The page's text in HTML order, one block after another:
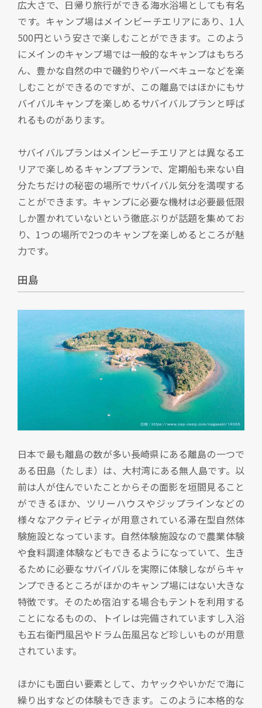
広大さで、日帰り旅行ができる海水浴場としても有名
です。キャンプ場はメインビーチエリアにあり、1人
500円という安さで楽しむことができます。このよう
にメインのキャンプ場では一般的なキャンプはもちろ
ん、豊かな自然の中で磯釣りやバーベキューなどを楽
しむことができるのですが、この離島ではほかにもサ
バイバルキャンプを楽しめるサバイバルプランと呼ば
れるものがあります。
サバイバルプランはメインビーチエリアとは異なるエ
リアで楽しめるキャンププランで、定期船も来ない自
分たちだけの秘密の場所でサバイバル気分を満喫する
ことができます。キャンプに必要な機材は必要最低限
しか置かれていないという徹底ぶりが話題を集めてお
り、1つの場所で2つのキャンプを楽しめるところが魅
力です。
田島
日本で最も離島の数が多い長崎県にある離島の一つで
ある田島（たしま）は、大村湾にある無人島です。以
前は人が住んでいたことからその面影を垣間見ること
ができるほか、ツリーハウスやジップラインなどの
様々なアクティビティが用意されている滞在型自然体
験施設となっています。自然体験施設なので農業体験
や食料調達体験などもできるようになっていて、生き
るために必要なサバイバルを実際に体験しながらキャ
ンプできるところがほかのキャンプ場にはない大きな
特徴です。そのため宿泊する場合もテントを利用する
ことになるものの、トイレは完備されていますし入浴
も五右衛門風呂やドラム缶風呂など珍しいものが用意
されています。
ほかにも面白い要素として、カヤックやいかだで海に
繰り出すなどの体験もできます。このように本格的な